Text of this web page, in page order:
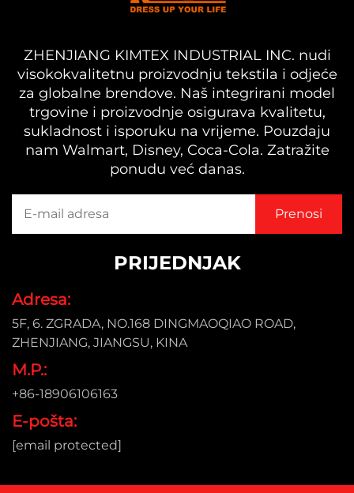
ZHENJIANG KIMTEX INDUSTRIAL INC. nudi
visokokvalitetnu proizvodnju tekstila i odjeće
za globalne brendove. Naš integrirani model
trgovine i proizvodnje osigurava kvalitetu,
sukladnost i isporuku na vrijeme. Pouzdaju
nam Walmart, Disney, Coca-Cola. Zatražite
ponudu već danas.
PRIJEDNJAK
Adresa:
5F, 6. ZGRADA, NO.168 DINGMAOQIAO ROAD,
ZHENJIANG, JIANGSU, KINA
M.P.:
+86-18906106163
E-pošta:
[email protected]